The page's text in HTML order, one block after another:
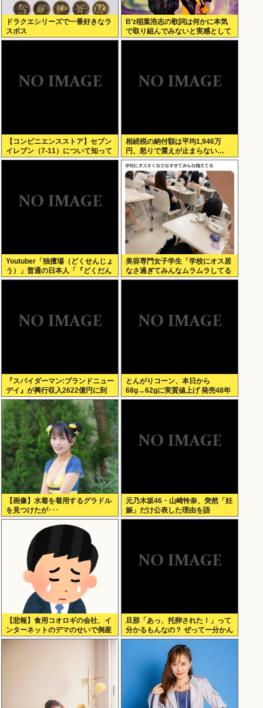
ドラクエシリーズで一番好きなラ
スボス
B’z稲葉浩志の歌詞は何かに本気
で取り組んでみないと実感として
わからない
【コンビニエンスストア】セブン
イレブン（7-11）について知って
いること
相続税の納付額は平均1,946万
円、怒りで震えが止まらない…
Youtuber「独擅場（どくせんじょ
う）」普通の日本人「『どくだん
じょう』ね もしかして中国人？」
美容専門女子学生「学校にオス居
なさ過ぎてみんなムラムラしてる
」
『スパイダーマン:ブランドニュー
デイ』が興行収入2622億円に到
達！2週目も好調に推移へ
とんがりコーン、本日から
68g→62gに実質値上げ 発売48年
で初の箱縮小 メーカー「CO2も
【画像】水着を着用するグラドル
を見つけたが･･･
元乃木坂46・山崎怜奈、突然「妊
娠」だけ公表した理由を語
る！！！
【悲報】食用コオロギの会社、イ
ンターネットのデマのせいで倒産
へ
旦那「あっ、托卵された！」って
分かるもんなの？ ぜってー分かん
ないだろ。